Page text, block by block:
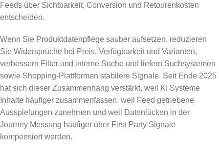
Feeds über Sichtbarkeit, Conversion und Retourenkosten
entscheiden.
Wenn Sie Produktdatenpflege sauber aufsetzen, reduzieren
Sie Widersprüche bei Preis, Verfügbarkeit und Varianten,
verbessern Filter und interne Suche und liefern Suchsystemen
sowie Shopping-Plattformen stabilere Signale. Seit Ende 2025
hat sich dieser Zusammenhang verstärkt, weil KI Systeme
Inhalte häufiger zusammenfassen, weil Feed getriebene
Ausspielungen zunehmen und weil Datenlücken in der
Journey Messung häufiger über First Party Signale
kompensiert werden.